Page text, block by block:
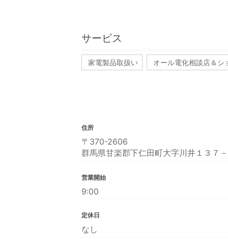
サービス
家電製品取扱い オール電化相談店＆シ
住所
〒370-2606
群馬県甘楽郡下仁田町大字川井１３７－
営業開始
9:00
定休日
なし